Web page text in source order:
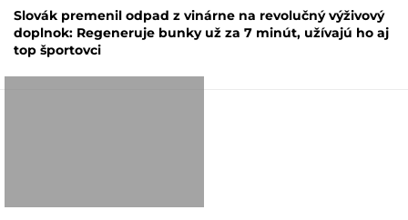
Slovák premenil odpad z vinárne na revolučný výživový
doplnok: Regeneruje bunky už za 7 minút, užívajú ho aj
top športovci